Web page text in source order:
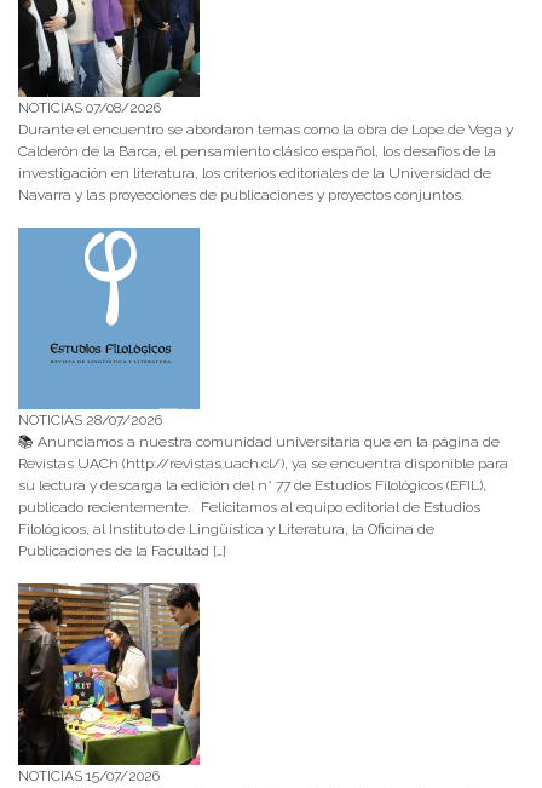
NOTICIAS 07/08/2026
Durante el encuentro se abordaron temas como la obra de Lope de Vega y
Calderón de la Barca, el pensamiento clásico español, los desafíos de la
investigación en literatura, los criterios editoriales de la Universidad de
Navarra y las proyecciones de publicaciones y proyectos conjuntos.
NOTICIAS 28/07/2026
📚 Anunciamos a nuestra comunidad universitaria que en la página de
Revistas UACh (http://revistas.uach.cl/), ya se encuentra disponible para
su lectura y descarga la edición del n° 77 de Estudios Filológicos (EFIL),
publicado recientemente. Felicitamos al equipo editorial de Estudios
Filológicos, al Instituto de Lingüística y Literatura, la Oficina de
Publicaciones de la Facultad […]
NOTICIAS 15/07/2026